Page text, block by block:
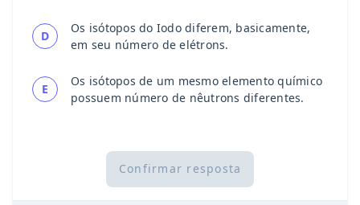
D
Os isótopos do Iodo diferem, basicamente,
em seu número de elétrons.
E
Os isótopos de um mesmo elemento químico
possuem número de nêutrons diferentes.
Confirmar resposta